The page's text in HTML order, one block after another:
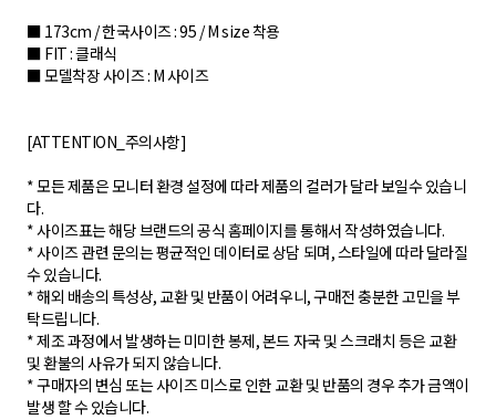
■ 173cm / 한국사이즈 : 95 / M size 착용
■ FIT : 클래식
■ 모델착장 사이즈 : M 사이즈
[ATTENTION_주의사항]
* 모든 제품은 모니터 환경 설정에 따라 제품의 컬러가 달라 보일수 있습니
다.
* 사이즈표는 해당 브랜드의 공식 홈페이지를 통해서 작성하였습니다.
* 사이즈 관련 문의는 평균적인 데이터로 상담 되며, 스타일에 따라 달라질
수 있습니다.
* 해외 배송의 특성상, 교환 및 반품이 어려우니, 구매전 충분한 고민을 부
탁드립니다.
* 제조 과정에서 발생하는 미미한 봉제, 본드 자국 및 스크래치 등은 교환
및 환불의 사유가 되지 않습니다.
* 구매자의 변심 또는 사이즈 미스로 인한 교환 및 반품의 경우 추가 금액이
발생 할 수 있습니다.